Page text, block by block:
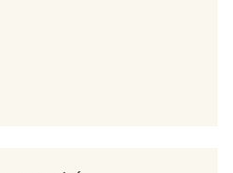
(m/w/d) REQ114167